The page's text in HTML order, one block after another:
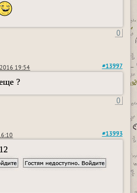
0
19:54 #13997
?
0
#13993